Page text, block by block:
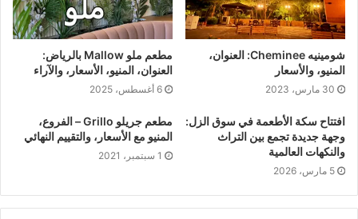
شومينيه Cheminee: العنوان،
المنيو، والأسعار
30 مارس، 2023
مطعم ملو Mallow بالرياض:
العنوان، المنيو، الأسعار، والآراء
6 أغسطس، 2025
افتتاح سكة الأطعمة في سوق الزل:
وجهة جديدة تجمع بين التراث
والنكهات العالمية
5 مارس، 2026
مطعم جريلو Grillo – الفروع،
المنيو مع الأسعار، والتقييم النهائي
1 سبتمبر، 2021